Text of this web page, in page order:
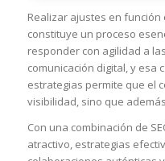
Realizar ajustes en
constituye un proceso
responder con agilidad a
comunicación digital, y esa
estrategias permite que el
visibilidad, sino que
Con una combinación de
atractivo, estrategias